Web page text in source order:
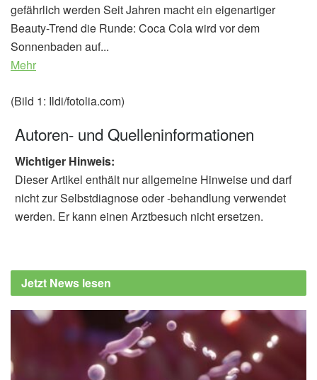
gefährlich werden Seit Jahren macht ein eigenartiger
Beauty-Trend die Runde: Coca Cola wird vor dem
Sonnenbaden auf...
Mehr
(Bild 1: Ildi/fotolia.com)
Autoren- und Quelleninformationen
Wichtiger Hinweis:
Dieser Artikel enthält nur allgemeine Hinweise und darf
nicht zur Selbstdiagnose oder -behandlung verwendet
werden. Er kann einen Arztbesuch nicht ersetzen.
Jetzt News lesen